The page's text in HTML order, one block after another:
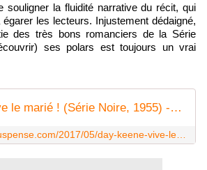
souligner la fluidité narrative du récit, qui
les lecteurs. Injustement dédaigné,
des très bons romanciers de la Série
ses polars est toujours un vrai
Day Keene : Vive le marié ! (Série Noire, 1955) - Le blog de Claude LE NOCHER